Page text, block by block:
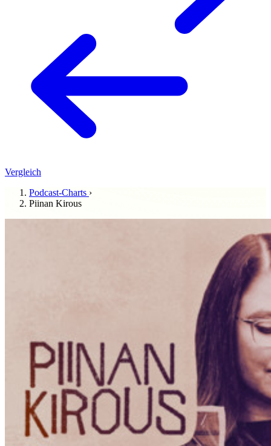
Vergleich
Podcast-Charts ›
Piinan Kirous